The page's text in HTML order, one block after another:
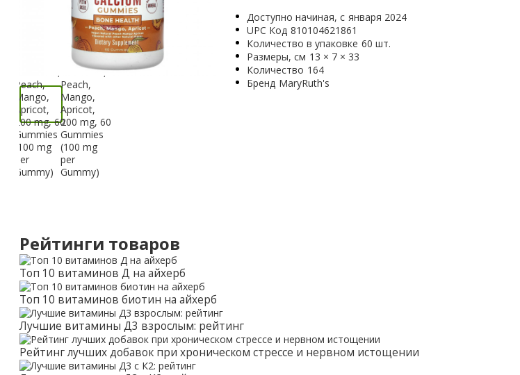
Доступно начиная, с января 2024
UPC Код 810104621861
Количество в упаковке 60 шт.
Размеры, см 13 × 7 × 33
Количество 164
Бренд MaryRuth's
Рейтинги товаров
Топ 10 витаминов Д на айхерб
Топ 10 витаминов биотин на айхерб
Лучшие витамины Д3 взрослым: рейтинг
Рейтинг лучших добавок при хроническом стрессе и нервном истощении